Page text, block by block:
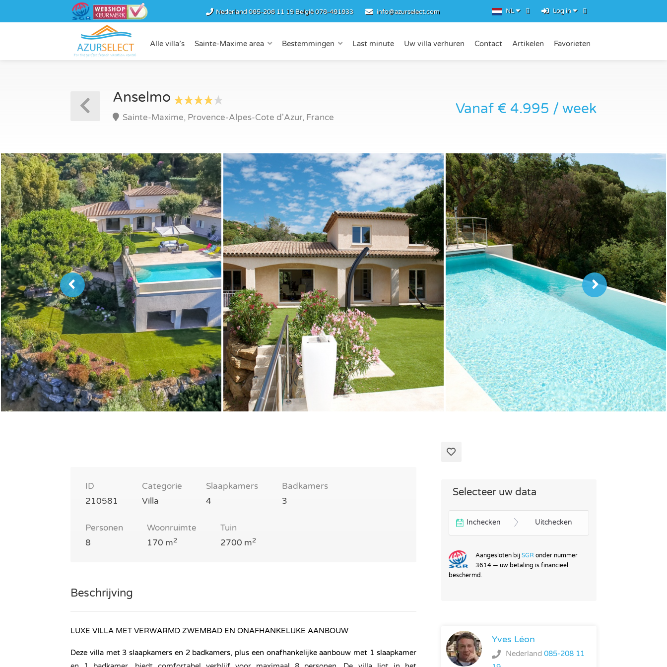
Nederland085-208 11 19België078-481833 info@azurselect.com NL Log in
Alle villa’s Sainte-Maxime area Bestemmingen Last minute Uw villa verhuren Contact Artikelen Favorieten
Anselmo
Sainte-Maxime, Provence-Alpes-Cote d'Azur, France
Vanaf € 4.995 / week
ID
210581
Categorie
Villa
Slaapkamers
4
Badkamers
3
Personen
8
Woonruimte
170 m2
Tuin
2700 m2
Beschrijving
LUXE VILLA MET VERWARMD ZWEMBAD EN ONAFHANKELIJKE AANBOUW
Deze villa met 3 slaapkamers en 2 badkamers, plus een onafhankelijke aanbouw met 1 slaapkamer
Selecteer uw data
Inchecken Uitchecken
Aangesloten bij SGR onder nummer
3614 — uw betaling is financieel
beschermd.
Yves Léon
Nederland 085-208 11